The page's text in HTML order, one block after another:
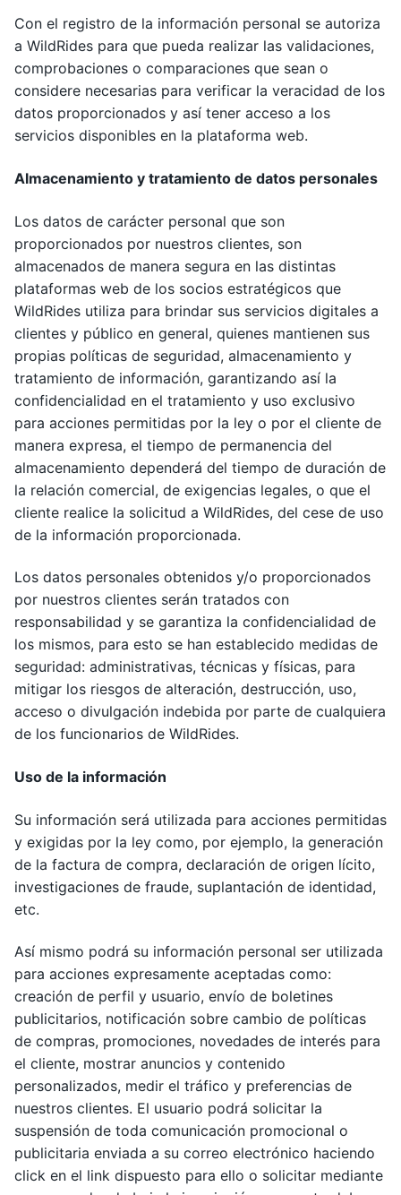
Con el registro de la información personal se autoriza
a WildRides para que pueda realizar las validaciones,
comprobaciones o comparaciones que sean o
considere necesarias para verificar la veracidad de los
datos proporcionados y así tener acceso a los
servicios disponibles en la plataforma web.
Almacenamiento y tratamiento de datos personales
Los datos de carácter personal que son
proporcionados por nuestros clientes, son
almacenados de manera segura en las distintas
plataformas web de los socios estratégicos que
WildRides utiliza para brindar sus servicios digitales a
clientes y público en general, quienes mantienen sus
propias políticas de seguridad, almacenamiento y
tratamiento de información, garantizando así la
confidencialidad en el tratamiento y uso exclusivo
para acciones permitidas por la ley o por el cliente de
manera expresa, el tiempo de permanencia del
almacenamiento dependerá del tiempo de duración de
la relación comercial, de exigencias legales, o que el
cliente realice la solicitud a WildRides, del cese de uso
de la información proporcionada.
Los datos personales obtenidos y/o proporcionados
por nuestros clientes serán tratados con
responsabilidad y se garantiza la confidencialidad de
los mismos, para esto se han establecido medidas de
seguridad: administrativas, técnicas y físicas, para
mitigar los riesgos de alteración, destrucción, uso,
acceso o divulgación indebida por parte de cualquiera
de los funcionarios de WildRides.
Uso de la información
Su información será utilizada para acciones permitidas
y exigidas por la ley como, por ejemplo, la generación
de la factura de compra, declaración de origen lícito,
investigaciones de fraude, suplantación de identidad,
etc.
Así mismo podrá su información personal ser utilizada
para acciones expresamente aceptadas como:
creación de perfil y usuario, envío de boletines
publicitarios, notificación sobre cambio de políticas
de compras, promociones, novedades de interés para
el cliente, mostrar anuncios y contenido
personalizados, medir el tráfico y preferencias de
nuestros clientes. El usuario podrá solicitar la
suspensión de toda comunicación promocional o
publicitaria enviada a su correo electrónico haciendo
click en el link dispuesto para ello o solicitar mediante